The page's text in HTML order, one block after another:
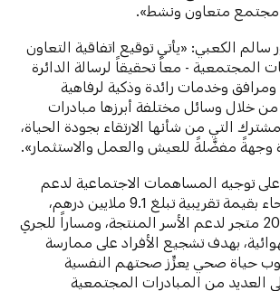
مجتمع متعاون ونشط».
سالم الكعبي: «يأتي توقيع اتفاقية التعاون
المجتمعية - معاً تحقيقاً لرسالة الدائرة
ومرافق وخدمات رائدة وذكية لرفاهية
خلال وسائل مختلفة أبرزها مبادرات
التي من شأنها الارتقاء بجودة الحياة،
وجهةً مفضَّلةً للعيش والعمل والاستثمار».
توجيه المساهمات الاجتماعية لدعم
إنشاء محمية البطحاء بقيمة تقريبية تبلغ 9.1 ملايين درهم،
لتتضمَّن أكثر من 200 متجر لدعم الأسر المنتجة، ومساراً للجري
بهدف تشجيع الأفراد على ممارسة
حياة صحي يعزِّز صحتهم النفسية
العديد من المبادرات المجتمعية